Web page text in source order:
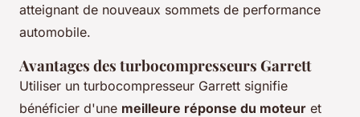
atteignant de nouveaux sommets de performance
automobile.
Avantages des turbocompresseurs Garrett
Utiliser un turbocompresseur Garrett signifie
bénéficier d'une meilleure réponse du moteur et